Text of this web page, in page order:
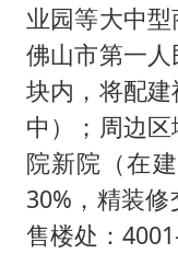
业园等大中型
佛山市第一
块内，将配
中）；周边
院新院（在
30%，精装
售楼处：